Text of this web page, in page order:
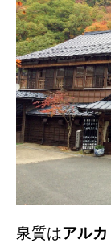
泉質はアル